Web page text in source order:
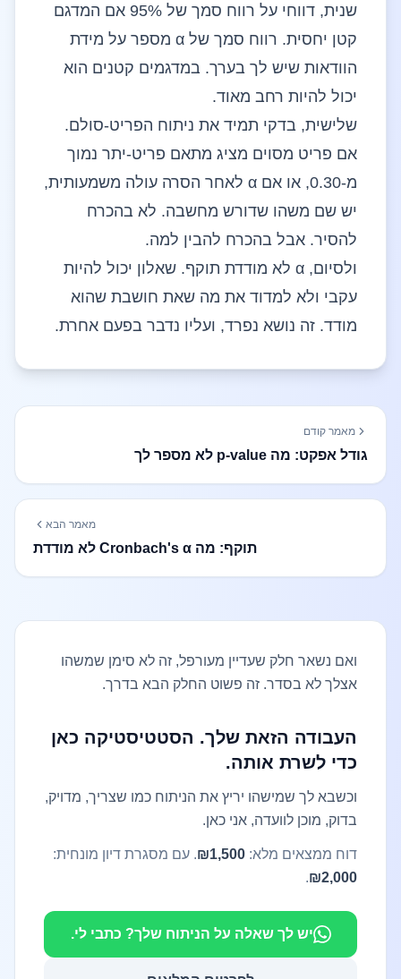
שנית, דווחי על רווח סמך של 95% אם המדגם
קטן יחסית. רווח סמך של α מספר על מידת
הוודאות שיש לך בערך. במדגמים קטנים הוא
יכול להיות רחב מאוד.
שלישית, בדקי תמיד את ניתוח הפריט-סולם.
אם פריט מסוים מציג מתאם פריט-יתר נמוך
מ-0.30, או אם α לאחר הסרה עולה משמעותית,
יש שם משהו שדורש מחשבה. לא בהכרח
להסיר. אבל בהכרח להבין למה.
ולסיום, α לא מודדת תוקף. שאלון יכול להיות
עקבי ולא למדוד את מה שאת חושבת שהוא
מודד. זה נושא נפרד, ועליו נדבר בפעם אחרת.
מאמר קודם
גודל אפקט: מה p-value לא מספר לך
מאמר הבא
תוקף: מה Cronbach's α לא מודדת
ואם נשאר חלק שעדיין מעורפל, זה לא סימן שמשהו
אצלך לא בסדר. זה פשוט החלק הבא בדרך.
העבודה הזאת שלך. הסטטיסטיקה כאן
כדי לשרת אותה.
וכשבא לך שמישהו יריץ את הניתוח כמו שצריך, מדויק,
בדוק, מוכן לוועדה, אני כאן.
דוח ממצאים מלא: ₪1,500. עם מסגרת דיון מונחית:
₪2,000
.
יש לך שאלה על הניתוח שלך? כתבי לי.